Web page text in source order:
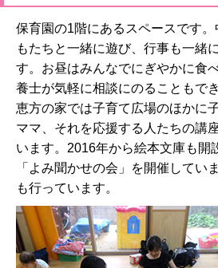
保育園の1階にあるスペースです
もたちと一緒に遊び、行事も一緒
す。お昼はみんなでにぎやかに食
養士が気軽に相談にのることもでき
恵方の家では子育て広場のほかに
ママ、それを応援する人たちの講
います。2016年から絵本文庫も開
「よみ聞かせの会」を開催してい
も行っています。